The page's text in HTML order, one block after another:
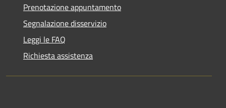
Prenotazione appuntamento
Segnalazione disservizio
Leggi le FAQ
Richiesta assistenza